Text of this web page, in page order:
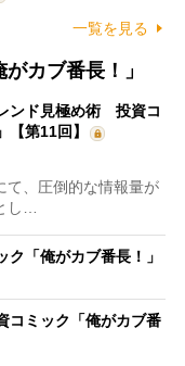
一覧を見る
カブ番長！」
ンド見極め術 投資コ
【第11回】
、圧倒的な情報量が
し…
「俺がカブ番長！」
ミック「俺がカブ番